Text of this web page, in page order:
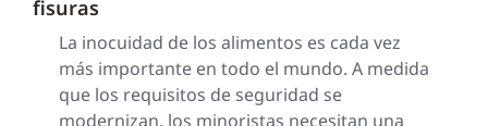
fisuras
La inocuidad de los alimentos es cada vez
más importante en todo el mundo. A medida
que los requisitos de seguridad se
modernizan, los minoristas necesitan una